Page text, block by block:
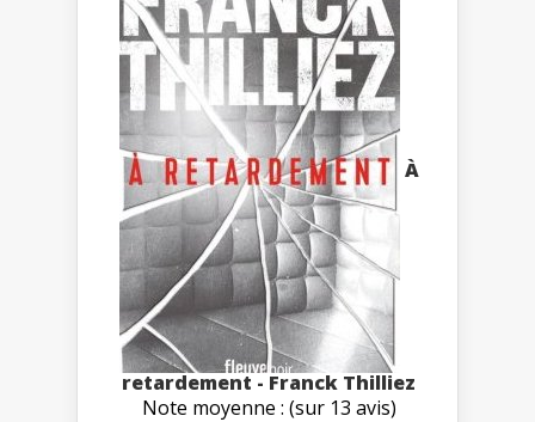
À
retardement - Franck Thilliez
Note moyenne : (sur 13 avis)